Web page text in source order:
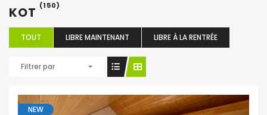
KOT (150)
TOUT LIBRE MAINTENANT LIBRE À LA RENTRÉE
Filtrer par
NEW